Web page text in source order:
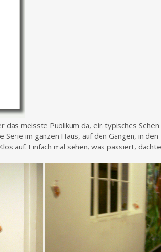
das meisste Publikum da, ein typisches Sehen
Serie im ganzen Haus, auf den Gängen, in den
auf. Einfach mal sehen, was passiert, dachte